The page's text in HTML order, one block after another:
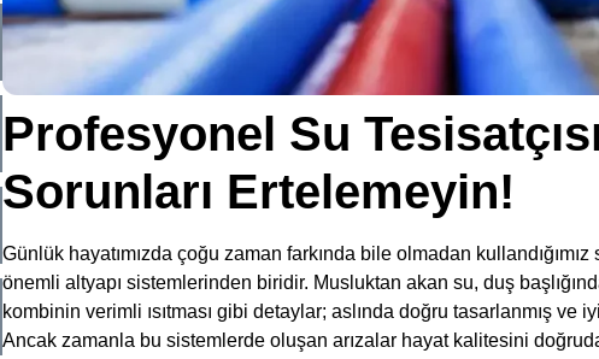
Profesyonel Su
Sorunları Ertelemeyin!
Günlük hayatımızda çoğu zaman farkında bile olmadan
önemli altyapı sistemlerinden biridir. Musluktan akan su, duş
kombinin verimli ısıtması gibi detaylar; aslında doğru tasarlanmış ve
Ancak zamanla bu sistemlerde oluşan arızalar hayat kalitesini